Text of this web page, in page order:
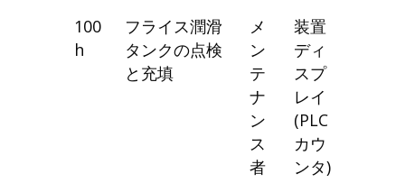
100
h
フライス潤滑
タンクの点検
と充填
メ
ン
テ
ナ
ン
ス
者
装置
ディ
スプ
レイ
(PLC
カウ
ンタ)